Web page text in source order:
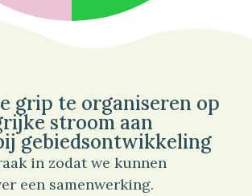
grip te organiseren op
stroom aan
gebiedsontwikkeling
in zodat we kunnen
een samenwerking.